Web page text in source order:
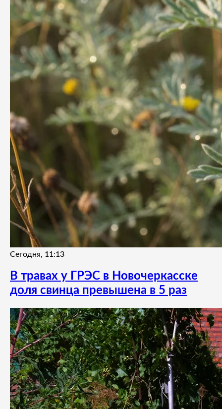
Сегодня, 11:13
В травах у ГРЭС в Новочеркасске
доля свинца превышена в 5 раз